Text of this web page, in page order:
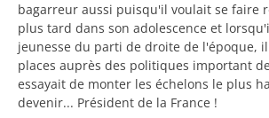
bagarreur aussi puisqu'il voulait se faire
plus tard dans son adolescence et
jeunesse du parti de droite de l'époque,
places auprès des politiques important
essayait de monter les échelons le plus
devenir... Président de la France !